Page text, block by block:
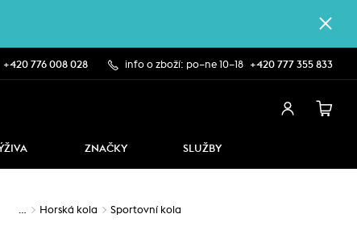
+420 776 008 028 info o zboží: po–ne 10–18 +420 777 355 833
ZNAČKY SLUŽBY
… Horská kola Sportovní kola